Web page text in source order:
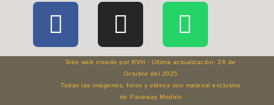
Sitio web creado por RVH - Ultima actualización: 26 de
Octubre del 2025
Todas las imágenes, fotos y videos son material exclusivo
de Paveway Models